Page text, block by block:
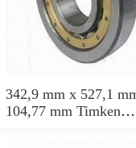
342,9 mm x 527,1
104,77 mm Timken